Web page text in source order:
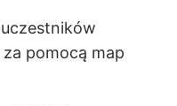
pomocą map